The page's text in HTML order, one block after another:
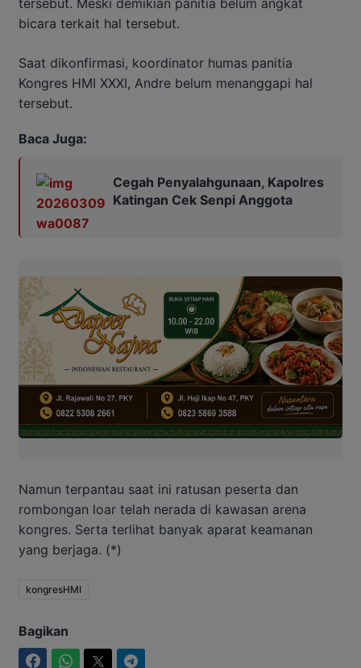
tersebut. Meski demikian panitia belum angkat
bicara terkait hal tersebut.
Saat dikonfirmasi, koordinator humas panitia
Kongres HMI XXXI, Andre belum menanggapi hal
tersebut.
Baca Juga:
Cegah Penyalahgunaan, Kapolres
Katingan Cek Senpi Anggota
Namun terpantau saat ini ratusan peserta dan
rombongan loar telah nerada di kawasan arena
kongres. Serta terlihat banyak aparat keamanan
yang berjaga. (*)
kongresHMI
Bagikan